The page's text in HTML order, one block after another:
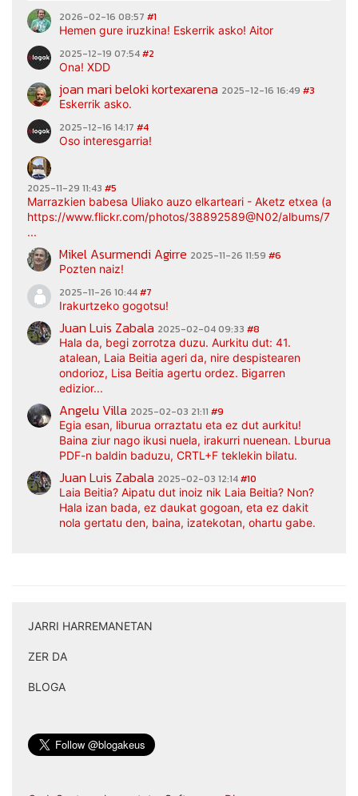
2026-02-16 08:57 #1
Hemen gure iruzkina! Eskerrik asko! Aitor
2025-12-19 07:54#2
Ona! XDD
joan mari beloki kortexarena 2025-12-16 16:49 #3
Eskerrik asko.
2025-12-16 14:17 #4
Oso interesgarria!
2025-11-29 11:43 #5
Marrazkien babesa Uliako auzo elkarteari - Aketz etxea
https://www.flickr.com/photos/38892589@N02/albums/
...
Mikel Asurmendi Agirre 2025-11-26 11:59 #6
Pozten naiz!
2025-11-26 10:44#7
Irakurtzeko gogotsu!
Juan Luis Zabala 2025-02-04 09:33 #8
Hala da, begi zorrotza duzu. Aurkitu dut: 41.
atalean, Laia Beitia ageri da, nire despistearen
ondorioz, Lisa Beitia agertu ordez. Bigarren
edizior...
Angelu Villa 2025-02-03 21:11 #9
Egia esan, liburua orraztatu eta ez dut aurkitu!
Baina ziur nago ikusi nuela, irakurri nuenean. Lburua
PDF-n baldin baduzu, CRTL+F teklekin bilatu.
Juan Luis Zabala 2025-02-03 12:14#10
Laia Beitia? Aipatu dut inoiz nik Laia Beitia? Non?
Hala izan bada, ez daukat gogoan, eta ez dakit
nola gertatu den, baina, izatekotan, ohartu gabe.
JARRI HARREMANETAN
ZER DA
BLOGA